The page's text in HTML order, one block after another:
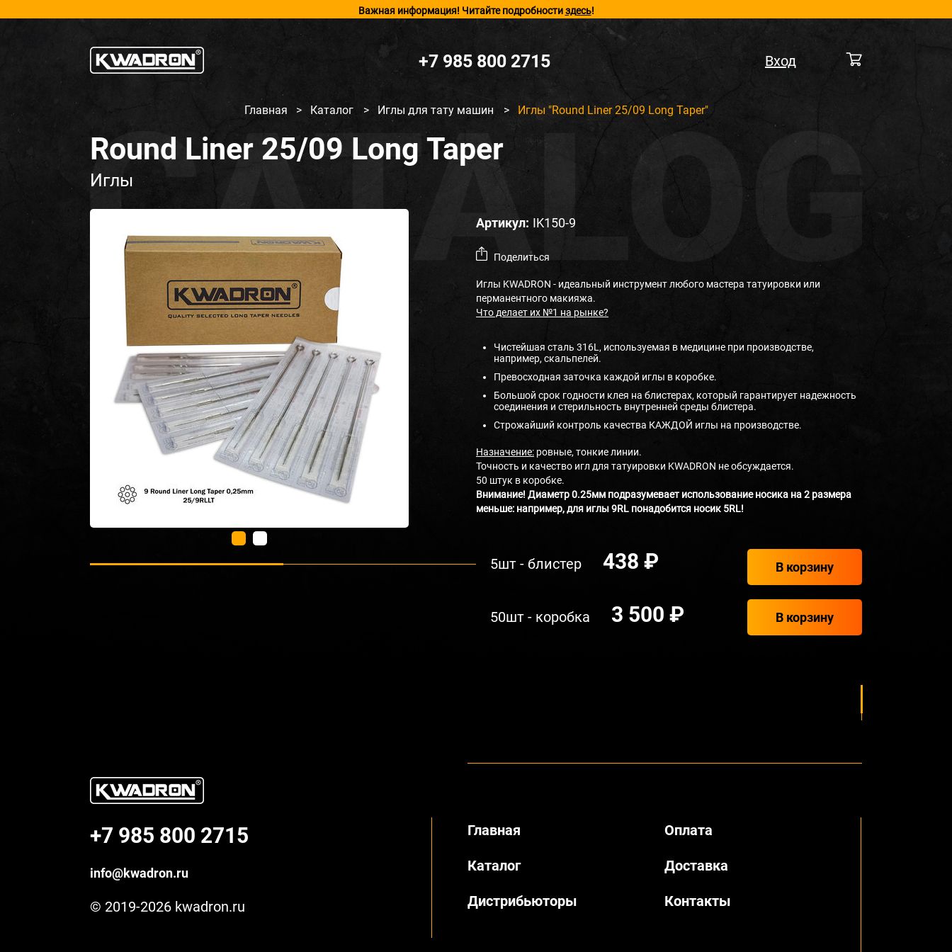
Важная информация! Читайте подробностиздесь!
+7 985 800 2715 Вход
Главная > Каталог > Иглы для тату машин > Иглы "Round Liner 25/09 Long Taper"
Round Liner 25/09 Long Taper
Иглы
Артикул: IK150-9
Поделиться
Иглы KWADRON - идеальный инструмент любого мастера татуировки или
перманентного макияжа.
Что делает их №1 на рынке?
Чистейшая сталь 316L, используемая в медицине при производстве,
например, скальпелей.
Превосходная заточка каждой иглы в коробке.
Большой срок годности клея на блистерах, который гарантирует надежность
соединения и стерильность внутренней среды блистера.
Строжайший контроль качества КАЖДОЙ иглы на производстве.
Назначение: ровные, тонкие линии.
Точность и качество игл для татуировки KWADRON не обсуждается.
50 штук в коробке.
Внимание! Диаметр 0.25мм подразумевает использование носика на 2 размера
меньше: например, для иглы 9RL понадобится носик 5RL!
5шт - блистер 438 ₽
50шт - коробка 3 500 ₽
В корзину
В корзину
+7 985 800 2715
info@kwadron.ru
© 2019-2026 kwadron.ru
Главная
Каталог
Дистрибьюторы
Оплата
Доставка
Контакты